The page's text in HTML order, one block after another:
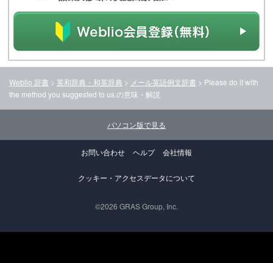
Weblio 辞書 > 英和辞典・和英辞典 > メール英語例文辞書 > Please do it with
the method you suggested to us.の意味・解説
パソコン版で見る
お問い合わせ ヘルプ 会社情報
クッキー・アクセスデータについて
©2026 GRAS Group, Inc.